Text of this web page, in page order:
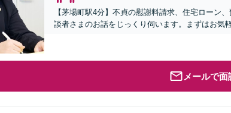
【茅場町駅4分】不貞の慰謝料請求、住宅ローン
談者さまのお話をじっくり伺います。まずはお気
メールで面